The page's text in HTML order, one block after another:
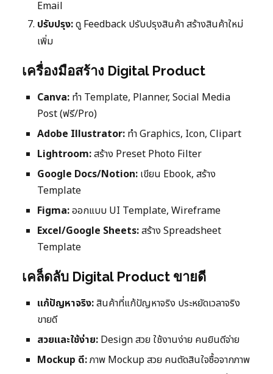
Email
ปรับปรุง:ดู Feedback ปรับปรุงสินค้า สร้างสินค้าใหม่
เพิ่ม
เครื่องมือสร้าง Digital Product
Canva: ทำ Template, Planner, Social Media
Post (ฟรี/Pro)
Adobe Illustrator: ทำ Graphics, Icon, Clipart
Lightroom:สร้าง Preset Photo Filter
Google Docs/Notion: เขียน Ebook, สร้าง
Template
Figma:ออกแบบ UI Template, Wireframe
Excel/Google Sheets:สร้าง Spreadsheet
Template
เคล็ดลับ Digital Product ขายดี
แก้ปัญหาจริง:สินค้าที่แก้ปัญหาจริง ประหยัดเวลาจริง
ขายดี
สวยและใช้ง่าย: Design สวย ใช้งานง่าย คนยินดีจ่าย
Mockup ดี:ภาพ Mockup สวย คนตัดสินใจซื้อจากภาพ